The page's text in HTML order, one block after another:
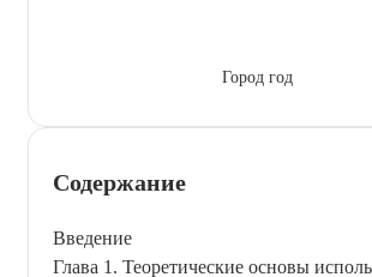
Город год
Содержание
Введение
Глава 1. Теоретические основы